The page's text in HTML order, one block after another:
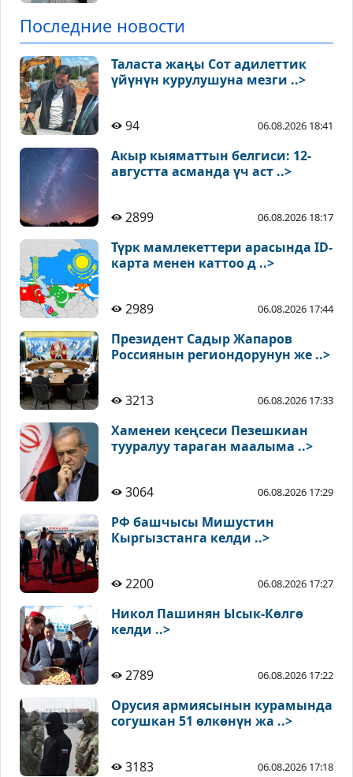
Последние новости
Таласта жаңы Сот адилеттик
үйүнүн курулушуна мезги ..>
94 06.08.2026 18:41
Акыр кыяматтын белгиси: 12-
августта асманда үч аст ..>
2899 06.08.2026 18:17
Түрк мамлекеттери арасында ID-
карта менен каттоо д ..>
2989 06.08.2026 17:44
Президент Садыр Жапаров
Россиянын региондорунун же ..>
3213 06.08.2026 17:33
Хаменеи кеңсеси Пезешкиан
тууралуу тараган маалыма ..>
3064 06.08.2026 17:29
РФ башчысы Мишустин
Кыргызстанга келди ..>
2200 06.08.2026 17:27
Никол Пашинян Ысык-Көлгө
келди ..>
2789 06.08.2026 17:22
Орусия армиясынын курамында
согушкан 51 өлкөнүн жа ..>
3183 06.08.2026 17:18